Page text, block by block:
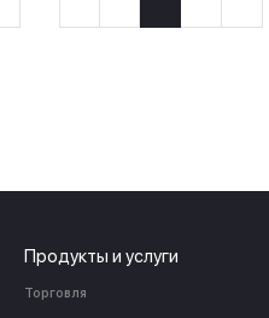
Продукты и услуги
Торговля